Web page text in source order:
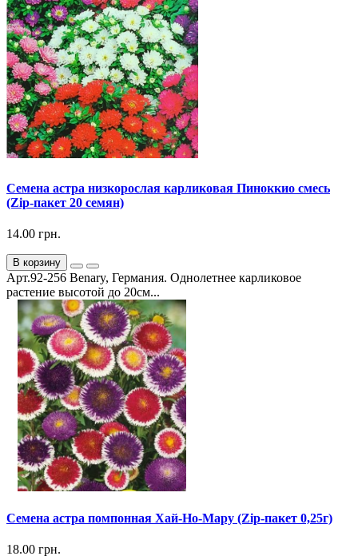
Семена астра низкорослая карликовая Пиноккио смесь
(Zip-пакет 20 семян)
14.00 грн.
В корзину
Арт.92-256 Benary, Германия. Однолетнее карликовое
растение высотой до 20см...
Семена астра помпонная Хай-Но-Мару (Zip-пакет 0,25г)
18.00 грн.